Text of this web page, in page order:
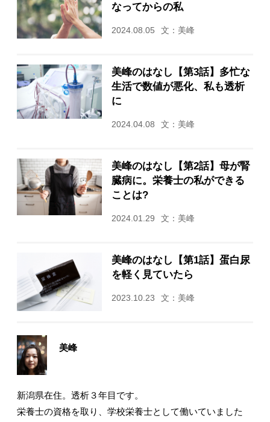
なってからの私
2024.08.05 文：美峰
美峰のはなし【第3話】多忙な
生活で数値が悪化、私も透析
に
2024.04.08 文：美峰
美峰のはなし【第2話】母が腎
臓病に。栄養士の私ができる
ことは?
2024.01.29 文：美峰
美峰のはなし【第1話】蛋白尿
を軽く見ていたら
2023.10.23 文：美峰
美峰
新潟県在住。透析３年目です。
栄養士の資格を取り、学校栄養士として働いていました